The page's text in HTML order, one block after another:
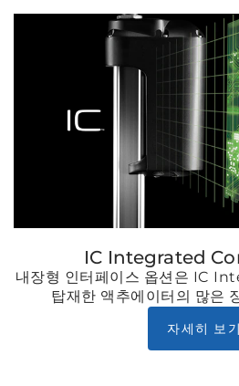
IC Integrated
내장형 인터페이스 옵션은 IC
탑재한 액추에이터의 많은
자세히 보기